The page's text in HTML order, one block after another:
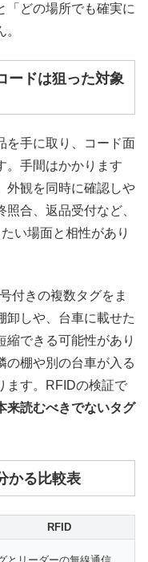
「どの場所でも確実に
ードは狙った対象
を手に取り、コード面
。手間はかかります
外観を同時に確認しや
合、返品受付など、
い場面と相性があり
付きの複数タグをま
卸しや、台車に載せた
縮できる可能性があり
の棚や別の台車が入る
ます。RFIDの検証で
来読むべきでないタグ
かる比較表
RFID